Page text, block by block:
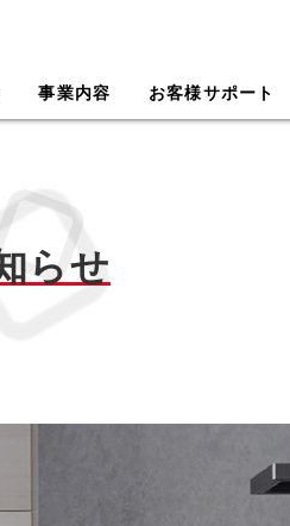
事業内容 お客様サポート
らせ